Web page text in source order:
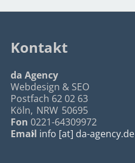
Kontakt
da Agency
Webdesign & SEO
Postfach 62 02 63
Köln, NRW 50695
Fon 0221-64309972
Email info [at] da-agency.de